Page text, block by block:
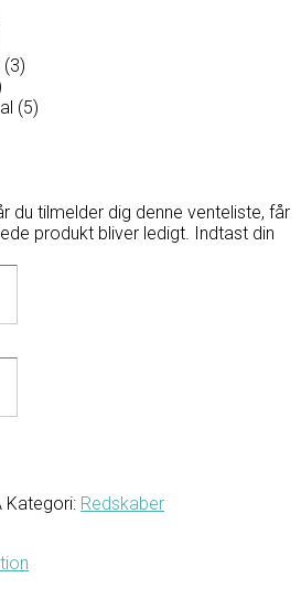
(3)
(5)
du tilmelder dig denne venteliste, får
produkt bliver ledigt. Indtast din
Kategori: Redskaber